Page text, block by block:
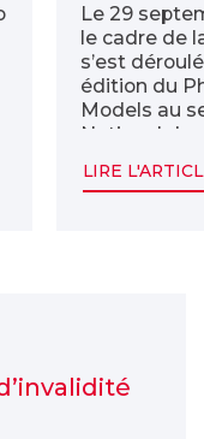
Le 29
le cadre de
s’est
édition du
Models au
National
d’avoir
LIRE